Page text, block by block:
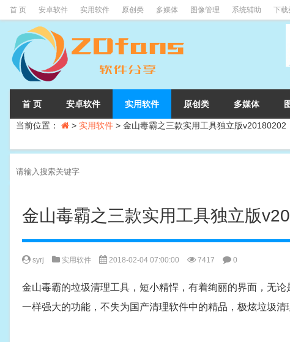
首 页 安卓软件 实用软件 原创类 多媒体 图像管理 系统辅助 下载
首 页 安卓软件 实用软件 原创类 多媒体
当前位置： > 实用软件 > 金山毒霸之三款实用工具独立版v20180202
金山毒霸之三款实用工具独立版
syrj 实用软件 2018-02-04 07:00:00 7417 0
金山毒霸的垃圾清理工具，短小精悍，有着绚丽的界面，无
一样强大的功能，不失为国产清理软件中的精品，极炫垃圾清